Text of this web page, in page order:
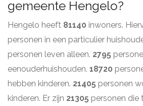
gemeente Hengelo?
Hengelo heeft 81140 inwoners.
personen in een particulier
personen leven alleen. 2795
eenouderhuishouden. 18720
hebben kinderen. 21405 personen
kinderen. Er zijn 21305 personen die